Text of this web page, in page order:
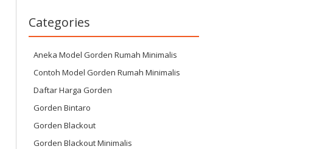
Categories
Aneka Model Gorden Rumah Minimalis
Contoh Model Gorden Rumah Minimalis
Daftar Harga Gorden
Gorden Bintaro
Gorden Blackout
Gorden Blackout Minimalis